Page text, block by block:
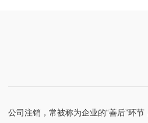
公司注销，常被称为企业的“善后”环